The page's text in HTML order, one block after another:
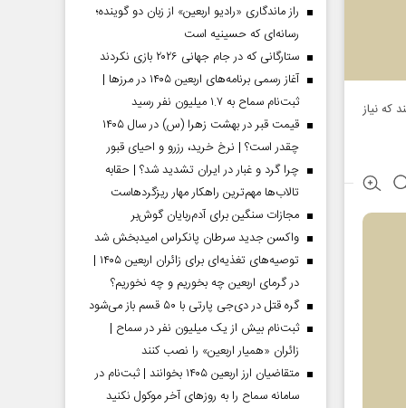
که نیاز
راز ماندگاری «رادیو اربعین» از زبان دو گوینده؛
رسانه‌ای که حسینیه است
ستارگانی که در جام جهانی ۲۰۲۶ بازی نکردند
آغاز رسمی برنامه‌های اربعین ۱۴۰۵ در مرز‌ها |
ثبت‌نام سماح به ۱.۷ میلیون نفر رسید
قیمت قبر در بهشت زهرا (س) در سال ۱۴۰۵
چقدر است؟ | نرخ خرید، رزرو و احیای قبور
چرا گرد و غبار در ایران تشدید شد؟ | حقابه
تالاب‌ها مهم‌ترین راهکار مهار ریزگردهاست
مجازات سنگین برای آدم‌ربایان گوش‌بر
واکسن جدید سرطان پانکراس امیدبخش شد
توصیه‌های تغذیه‌ای برای زائران اربعین ۱۴۰۵ |
در گرمای اربعین چه بخوریم و چه نخوریم؟
گره قتل در دی‌جی پارتی با ۵۰ قسم باز می‌شود
ثبت‌نام بیش از یک میلیون نفر در سماح |
زائران «همیار اربعین» را نصب کنند
متقاضیان ارز اربعین ۱۴۰۵ بخوانند | ثبت‌نام در
سامانه سماح را به روز‌های آخر موکول نکنید